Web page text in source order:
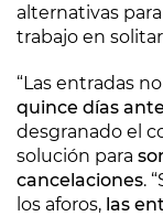
alternativas
trabajo en
“Las entradas
quince días
desgranado el
solución para
cancelaciones.
los aforos, las